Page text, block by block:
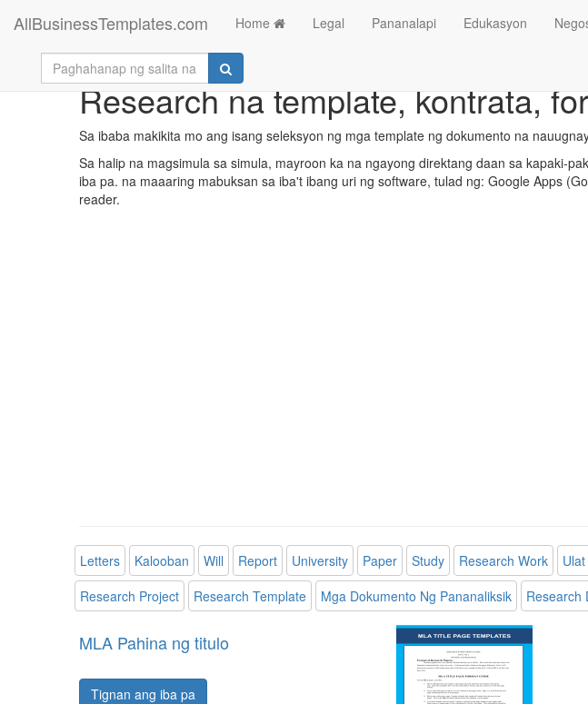
AllBusinessTemplates.com Home Legal Pananalapi Edukasyon
Research na template, kontrata,
Sa ibaba makikita mo ang isang seleksyon ng mga template ng dokumento na
Sa halip na magsimula sa simula, mayroon ka na ngayong direktang daan sa kapaki-
iba pa. na maaaring mabuksan sa iba't ibang uri ng software, tulad ng: Google Apps
reader.
Letters Kalooban Will Report University Paper Study Research Work
Research Project
Research Template Mga Dokumento Ng Pananaliksik Research
MLA Pahina ng titulo
Tignan ang iba pa